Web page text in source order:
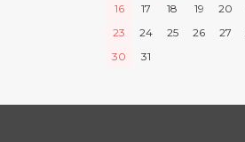
16
17 18 19 20
23
24 25 26 27
30
31